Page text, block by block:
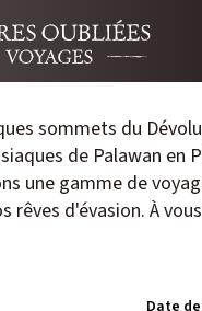
Accessible à tous
sommets du
de Palawan en
une gamme de
rêves d'évasion. À